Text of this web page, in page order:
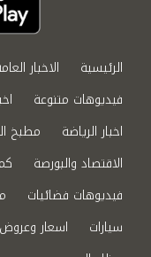
الرئيسية الاخبار
فيديوهات متنوعة
اخبار الرياضة
مطبخ
الاقتصاد والبورصة
فيديوهات فضائيات
سيارات
اسعار وعروض